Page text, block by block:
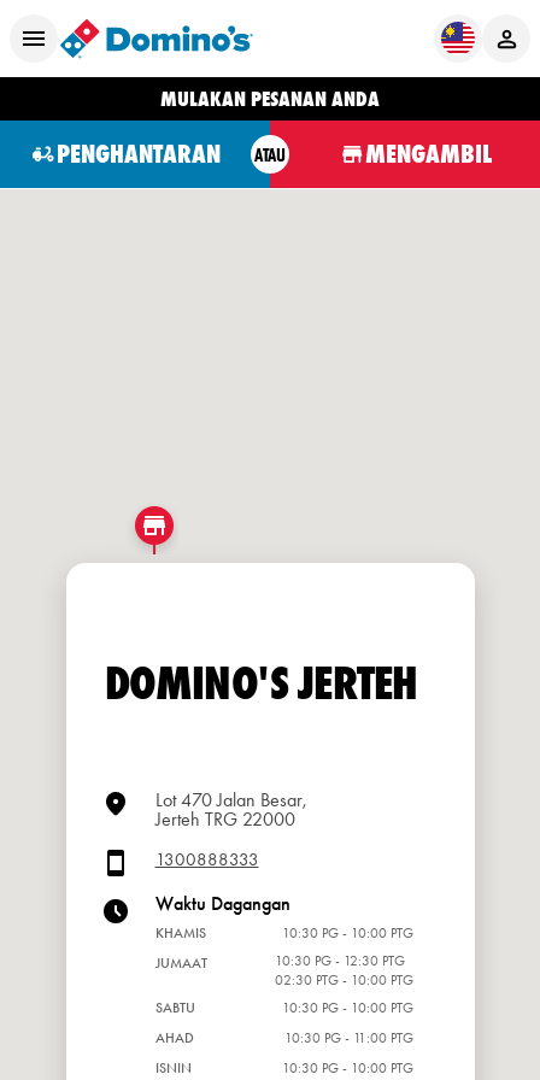
MULAKAN PESANAN ANDA
PENGHANTARAN ATAU MENGAMBIL
DOMINO'S JERTEH
Lot 470 Jalan Besar,
Jerteh TRG 22000
1300888333
Waktu Dagangan
KHAMIS
10:30 PG - 10:00 PTG
JUMAAT
10:30 PG - 12:30 PTG
02:30 PTG - 10:00 PTG
SABTU
10:30 PG - 10:00 PTG
AHAD
10:30 PG - 11:00 PTG
ISNIN
10:30 PG - 10:00 PTG